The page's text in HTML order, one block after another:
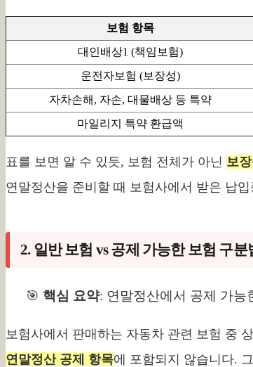
보험 항목
대인배상1 (책임보험)
운전자보험 (보장성)
자차손해, 자손, 대물배상 등 특약
마일리지 특약 환급액
표를 보면 알 수 있듯, 보험 전체가 아닌 보
연말정산을 준비할 때 보험사에서 받은 납
2. 일반 보험 vs 공제 가능한 보험 구분
🎯 핵심 요약: 연말정산에서 공제 가능
보험사에서 판매하는 자동차 관련 보험 중
연말정산 공제 항목에 포함되지 않습니다.